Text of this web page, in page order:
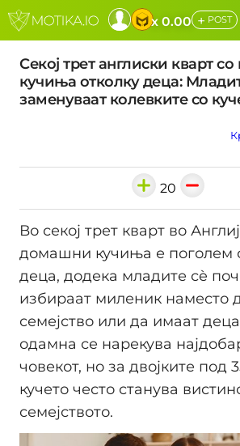
x 0.00 + POST
Секој трет англиски кварт со
кучиња отколку деца:
заменуваат колевките со
20
Во секој трет кварт во
домашни кучиња е поголем
деца, додека младите сè
избираат миленик наместо
семејство или да имаат
одамна се нарекува
човекот, но за двојките под
кучето често станува
семејството.